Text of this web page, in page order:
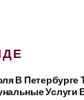
В
Услуги